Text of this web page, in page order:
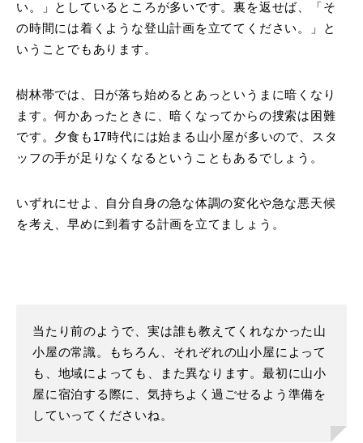
い。」としているところが多いです。裏を返せば、「そ
の時間には着くような登山計画を立ててください。」と
いうことでもあります。
樹林帯では、日が落ち始めるとあっというまに暗くなり
ます。何かあったときに、暗くなってからの捜索は困難
です。夕食も17時代には始まる山小屋が多いので、スタ
ッフの手が足りなくなるということもあるでしょう。
いずれにせよ、自分自身の急な体調の変化や急な悪天候
を考え、早めに到着する計画を立てましょう。
当たり前のようで、実は誰も教えてくれなかった山
小屋の常識。もちろん、それぞれの山小屋によって
も、地域によっても、また異なります。最初に山小
屋に宿泊する際に、気持ちよく過ごせるよう準備を
していってくださいね。